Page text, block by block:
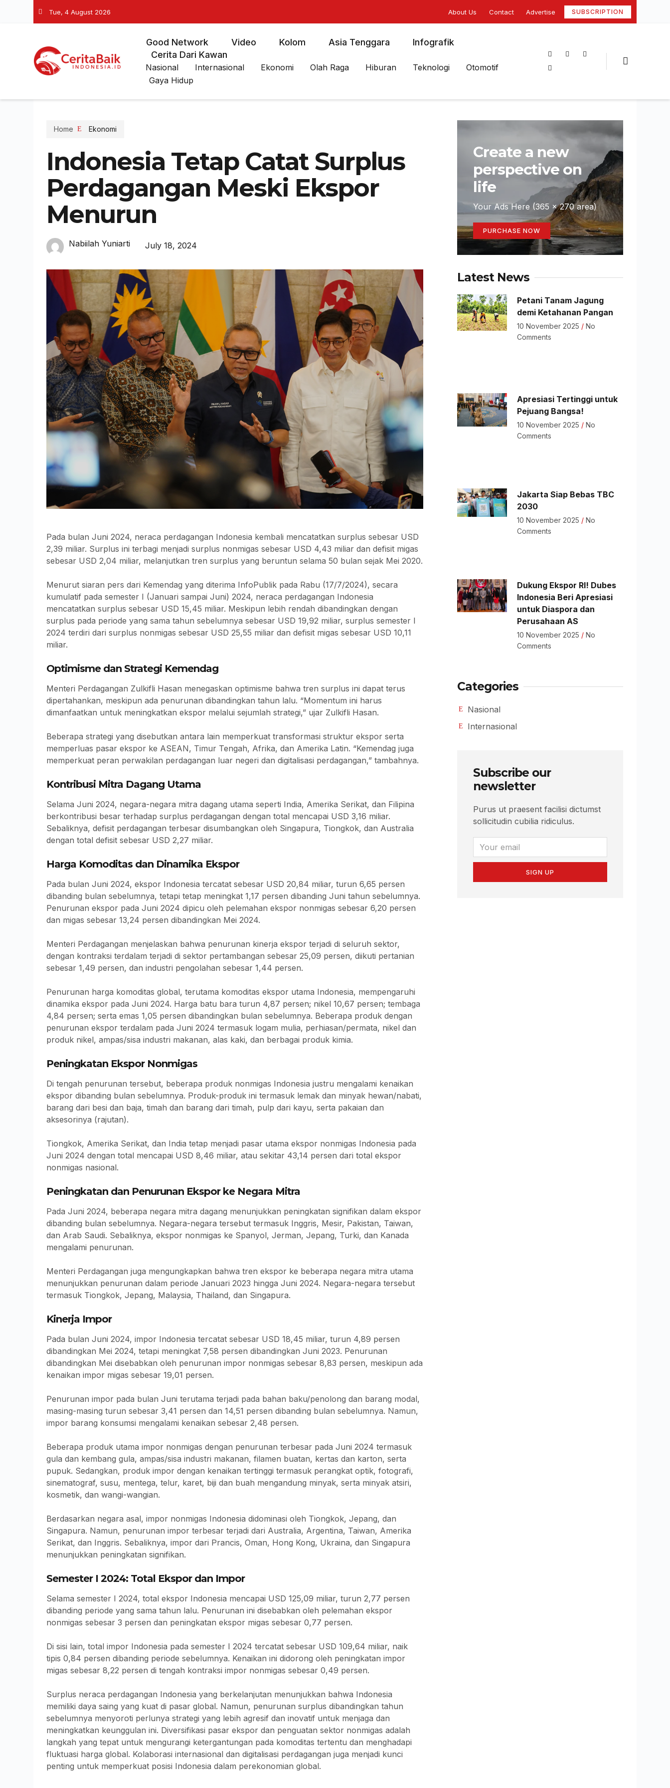
Tue, 4 August 2026 About Us Contact Advertise SUBSCRIPTION
Good Network Video Kolom Asia Tenggara
Infografik
Cerita Dari Kawan
Nasional Internasional Ekonomi Olah Raga Hiburan Teknologi
Otomotif
Gaya Hidup
Home Ekonomi
Indonesia Tetap Catat Surplus
Perdagangan Meski Ekspor
Menurun
Nabiilah Yuniarti July 18, 2024
Pada bulan Juni 2024, neraca perdagangan Indonesia kembali mencatatkan surplus sebesar USD
2,39 miliar. Surplus ini terbagi menjadi surplus nonmigas sebesar USD 4,43 miliar dan defisit migas
sebesar USD 2,04 miliar, melanjutkan tren surplus yang beruntun selama 50 bulan sejak Mei 2020.
Menurut siaran pers dari Kemendag yang diterima InfoPublik pada Rabu (17/7/2024), secara
kumulatif pada semester I (Januari sampai Juni) 2024, neraca perdagangan Indonesia
mencatatkan surplus sebesar USD 15,45 miliar. Meskipun lebih rendah dibandingkan dengan
surplus pada periode yang sama tahun sebelumnya sebesar USD 19,92 miliar, surplus semester I
2024 terdiri dari surplus nonmigas sebesar USD 25,55 miliar dan defisit migas sebesar USD 10,11
miliar.
Optimisme dan Strategi Kemendag
Menteri Perdagangan Zulkifli Hasan menegaskan optimisme bahwa tren surplus ini dapat terus
dipertahankan, meskipun ada penurunan dibandingkan tahun lalu. “Momentum ini harus
dimanfaatkan untuk meningkatkan ekspor melalui sejumlah strategi,” ujar Zulkifli Hasan.
Beberapa strategi yang disebutkan antara lain memperkuat transformasi struktur ekspor serta
memperluas pasar ekspor ke ASEAN, Timur Tengah, Afrika, dan Amerika Latin. “Kemendag juga
memperkuat peran perwakilan perdagangan luar negeri dan digitalisasi perdagangan,” tambahnya.
Kontribusi Mitra Dagang Utama
Selama Juni 2024, negara-negara mitra dagang utama seperti India, Amerika Serikat, dan Filipina
berkontribusi besar terhadap surplus perdagangan dengan total mencapai USD 3,16 miliar.
Sebaliknya, defisit perdagangan terbesar disumbangkan oleh Singapura, Tiongkok, dan Australia
dengan total defisit sebesar USD 2,27 miliar.
Harga Komoditas dan Dinamika Ekspor
Pada bulan Juni 2024, ekspor Indonesia tercatat sebesar USD 20,84 miliar, turun 6,65 persen
dibanding bulan sebelumnya, tetapi tetap meningkat 1,17 persen dibanding Juni tahun sebelumnya.
Penurunan ekspor pada Juni 2024 dipicu oleh pelemahan ekspor nonmigas sebesar 6,20 persen
dan migas sebesar 13,24 persen dibandingkan Mei 2024.
Menteri Perdagangan menjelaskan bahwa penurunan kinerja ekspor terjadi di seluruh sektor,
dengan kontraksi terdalam terjadi di sektor pertambangan sebesar 25,09 persen, diikuti pertanian
sebesar 1,49 persen, dan industri pengolahan sebesar 1,44 persen.
Penurunan harga komoditas global, terutama komoditas ekspor utama Indonesia, mempengaruhi
dinamika ekspor pada Juni 2024. Harga batu bara turun 4,87 persen; nikel 10,67 persen; tembaga
4,84 persen; serta emas 1,05 persen dibandingkan bulan sebelumnya. Beberapa produk dengan
penurunan ekspor terdalam pada Juni 2024 termasuk logam mulia, perhiasan/permata, nikel dan
produk nikel, ampas/sisa industri makanan, alas kaki, dan berbagai produk kimia.
Peningkatan Ekspor Nonmigas
Di tengah penurunan tersebut, beberapa produk nonmigas Indonesia justru mengalami kenaikan
ekspor dibanding bulan sebelumnya. Produk-produk ini termasuk lemak dan minyak hewan/nabati,
barang dari besi dan baja, timah dan barang dari timah, pulp dari kayu, serta pakaian dan
aksesorinya (rajutan).
Tiongkok, Amerika Serikat, dan India tetap menjadi pasar utama ekspor nonmigas Indonesia pada
Juni 2024 dengan total mencapai USD 8,46 miliar, atau sekitar 43,14 persen dari total ekspor
nonmigas nasional.
Peningkatan dan Penurunan Ekspor ke Negara Mitra
Pada Juni 2024, beberapa negara mitra dagang menunjukkan peningkatan signifikan dalam ekspor
dibanding bulan sebelumnya. Negara-negara tersebut termasuk Inggris, Mesir, Pakistan, Taiwan,
dan Arab Saudi. Sebaliknya, ekspor nonmigas ke Spanyol, Jerman, Jepang, Turki, dan Kanada
mengalami penurunan.
Menteri Perdagangan juga mengungkapkan bahwa tren ekspor ke beberapa negara mitra utama
menunjukkan penurunan dalam periode Januari 2023 hingga Juni 2024. Negara-negara tersebut
termasuk Tiongkok, Jepang, Malaysia, Thailand, dan Singapura.
Kinerja Impor
Pada bulan Juni 2024, impor Indonesia tercatat sebesar USD 18,45 miliar, turun 4,89 persen
dibandingkan Mei 2024, tetapi meningkat 7,58 persen dibandingkan Juni 2023. Penurunan
dibandingkan Mei disebabkan oleh penurunan impor nonmigas sebesar 8,83 persen, meskipun ada
kenaikan impor migas sebesar 19,01 persen.
Penurunan impor pada bulan Juni terutama terjadi pada bahan baku/penolong dan barang modal,
masing-masing turun sebesar 3,41 persen dan 14,51 persen dibanding bulan sebelumnya. Namun,
impor barang konsumsi mengalami kenaikan sebesar 2,48 persen.
Beberapa produk utama impor nonmigas dengan penurunan terbesar pada Juni 2024 termasuk
gula dan kembang gula, ampas/sisa industri makanan, filamen buatan, kertas dan karton, serta
pupuk. Sedangkan, produk impor dengan kenaikan tertinggi termasuk perangkat optik, fotografi,
sinematograf, susu, mentega, telur, karet, biji dan buah mengandung minyak, serta minyak atsiri,
kosmetik, dan wangi-wangian.
Berdasarkan negara asal, impor nonmigas Indonesia didominasi oleh Tiongkok, Jepang, dan
Singapura. Namun, penurunan impor terbesar terjadi dari Australia, Argentina, Taiwan, Amerika
Serikat, dan Inggris. Sebaliknya, impor dari Prancis, Oman, Hong Kong, Ukraina, dan Singapura
menunjukkan peningkatan signifikan.
Semester I 2024: Total Ekspor dan Impor
Selama semester I 2024, total ekspor Indonesia mencapai USD 125,09 miliar, turun 2,77 persen
dibanding periode yang sama tahun lalu. Penurunan ini disebabkan oleh pelemahan ekspor
nonmigas sebesar 3 persen dan peningkatan ekspor migas sebesar 0,77 persen.
Di sisi lain, total impor Indonesia pada semester I 2024 tercatat sebesar USD 109,64 miliar, naik
tipis 0,84 persen dibanding periode sebelumnya. Kenaikan ini didorong oleh peningkatan impor
migas sebesar 8,22 persen di tengah kontraksi impor nonmigas sebesar 0,49 persen.
Surplus neraca perdagangan Indonesia yang berkelanjutan menunjukkan bahwa Indonesia
memiliki daya saing yang kuat di pasar global. Namun, penurunan surplus dibandingkan tahun
sebelumnya menyoroti perlunya strategi yang lebih agresif dan inovatif untuk menjaga dan
meningkatkan keunggulan ini. Diversifikasi pasar ekspor dan penguatan sektor nonmigas adalah
langkah yang tepat untuk mengurangi ketergantungan pada komoditas tertentu dan menghadapi
fluktuasi harga global. Kolaborasi internasional dan digitalisasi perdagangan juga menjadi kunci
penting untuk memperkuat posisi Indonesia dalam perekonomian global.
Create a new
perspective on
life
Your Ads Here (365 x 270 area)
PURCHASE NOW
Latest News
Petani Tanam Jagung
demi Ketahanan Pangan
10 November 2025
No
Comments
Apresiasi Tertinggi untuk
Pejuang Bangsa!
10 November 2025
No
Comments
Jakarta Siap Bebas TBC
2030
10 November 2025
No
Comments
Dukung Ekspor RI! Dubes
Indonesia Beri Apresiasi
untuk Diaspora dan
Perusahaan AS
10 November 2025
No
Comments
Categories
Nasional
Internasional
Subscribe our
newsletter
Purus ut praesent facilisi dictumst
sollicitudin cubilia ridiculus.
SIGN UP